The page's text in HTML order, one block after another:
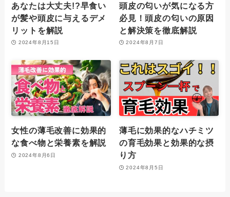
あなたは大丈夫!?早食い
が髪や頭皮に与えるデメ
リットを解説
2024年8月15日
頭皮の匂いが気になる方
必見！頭皮の匂いの原因
と解決策を徹底解説
2024年8月7日
女性の薄毛改善に効果的
な食べ物と栄養素を解説
2024年8月6日
薄毛に効果的なハチミツ
の育毛効果と効果的な摂
り方
2024年8月5日